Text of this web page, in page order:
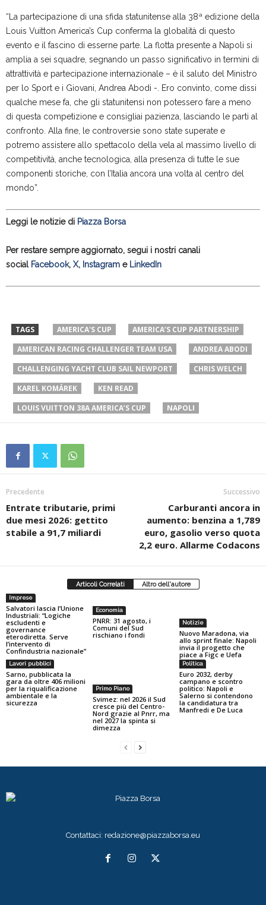
“La partecipazione di una sfida statunitense alla 38ª edizione della
Louis Vuitton America’s Cup conferma la globalità di questo
evento e il fascino di esserne parte. La flotta presente a Napoli si
amplia a sei squadre, segnando un passo significativo in termini di
attrattività e partecipazione internazionale – è il saluto del Ministro
per lo Sport e i Giovani, Andrea Abodi -. Ero convinto, come dissi
qualche mese fa, che gli statunitensi non potessero fare a meno
di questa competizione e consigliai pazienza, lasciando le parti al
confronto. Alla fine, le controversie sono state superate e
potremo assistere allo spettacolo della vela al massimo livello di
competitività, anche tecnologica, alla presenza di tutte le sue
componenti storiche, con l’Italia ancora una volta al centro del
mondo”.
Leggi le notizie di Piazza Borsa
Per restare sempre aggiornato, segui i nostri canali
social Facebook, X, Instagram e LinkedIn
TAGS AMERICA'S CUP
AMERICA’S CUP PARTNERSHIP
AMERICAN RACING CHALLENGER TEAM USA
ANDREA ABODI
CHALLENGING YACHT CLUB SAIL NEWPORT
CHRIS WELCH
KAREL KOMÁREK
KEN READ
LOUIS VUITTON 38A AMERICA’S CUP
NAPOLI
Precedente
Entrate tributarie, primi
due mesi 2026: gettito
stabile a 91,7 miliardi
Successivo
Carburanti ancora in
aumento: benzina a 1,789
euro, gasolio verso quota
2,2 euro. Allarme Codacons
Articoli Correlati Altro dell'autore
Imprese
Salvatori lascia l’Unione
Industriali: “Logiche
escludenti e
governance
eterodiretta. Serve
l’intervento di
Confindustria nazionale”
Economia
PNRR: 31 agosto, i
Comuni del Sud
rischiano i fondi
Notizie
Nuovo Maradona, via
allo sprint finale: Napoli
invia il progetto che
piace a Figc e Uefa
Lavori pubblici
Sarno, pubblicata la
gara da oltre 406 milioni
per la riqualificazione
ambientale e la
sicurezza
Primo Piano
Svimez: nel 2026 il Sud
cresce più del Centro-
Nord grazie al Pnrr, ma
nel 2027 la spinta si
dimezza
Politica
Euro 2032, derby
campano e scontro
politico: Napoli e
Salerno si contendono
la candidatura tra
Manfredi e De Luca
Contattaci: redazione@piazzaborsa.eu